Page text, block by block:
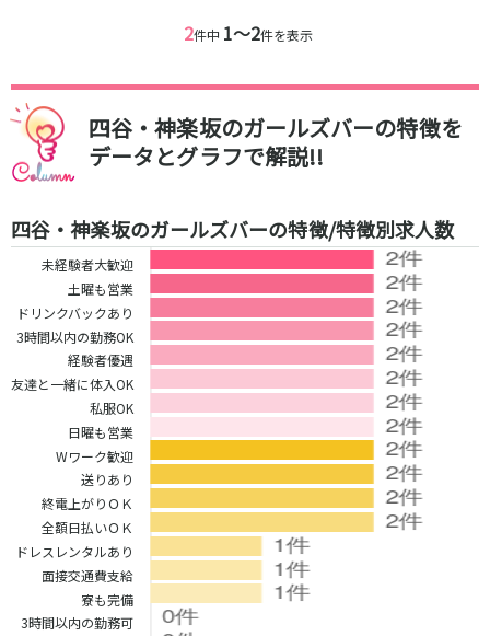
2件中 1〜2件を表示
四谷・神楽坂のガールズバーの特徴を
データとグラフで解説!!
四谷・神楽坂のガールズバーの特徴/特徴別求人数
未経験者大歓迎
土曜も営業
ドリンクバックあり
3時間以内の勤務OK
経験者優遇
友達と一緒に体入OK
私服OK
日曜も営業
Wワーク歓迎
送りあり
終電上がりＯＫ
全額日払いＯＫ
ドレスレンタルあり
面接交通費支給
寮も完備
3時間以内の勤務可
市原・木更津・君津
松戸
成田・四街道・香取
津田沼
八千代台・勝田台
栃木県
宇都宮 小山
茨城県
土浦
水戸
つくば
取手
茨城県南
日立
神栖・鹿嶋
北茨城
群馬県
高崎
前橋・伊勢崎
館林
桐生
日暮里駅
高田馬場駅
巣鴨駅
目黒駅
有楽町駅
目白駅
原宿駅
東京メトロ丸ノ内線
池袋駅
銀座駅
新宿駅
荻窪駅
新高円寺駅
南阿佐ケ谷駅
淡路町駅
四ツ谷駅
四谷三丁目駅
JR京浜東北線
新橋駅
関内駅
上野駅
大宮駅
川崎駅
赤羽駅
横浜駅
蒲田駅
秋葉原駅
桜木町駅